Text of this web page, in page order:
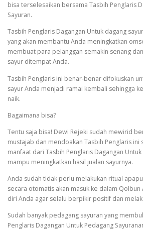
bisa terselesaikan bersama Tasbih Penglaris
Sayuran.
Tasbih Penglaris Dagangan Untuk dagang
yang akan membantu Anda meningkatkan
membuat para pelanggan semakin senang
sayur ditempat Anda.
Tasbih Penglaris ini benar-benar difokuskan
sayur Anda menjadi ramai kembali sehingga
naik.
Bagaimana bisa?
Tentu saja bisa! Dewi Rejeki sudah mewirid
mustajab dan mendoakan Tasbih Penglaris ini
manfaat dari Tasbih Penglaris Dagangan
mampu meningkatkan hasil jualan sayurnya.
Anda sudah tidak perlu melakukan ritual
secara otomatis akan masuk ke dalam
diri Anda agar selalu berpikir positif dan
Sudah banyak pedagang sayuran yang
Penglaris Dagangan Untuk Pedagang